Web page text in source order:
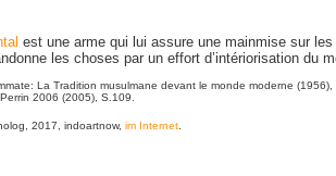
est une arme qui lui assure une mainmise sur
les choses par un effort d’intériorisation du
La Tradition musulmane devant le monde moderne (1956),
2006 (2005), S.109.
2017, indoartnow, im Internet.